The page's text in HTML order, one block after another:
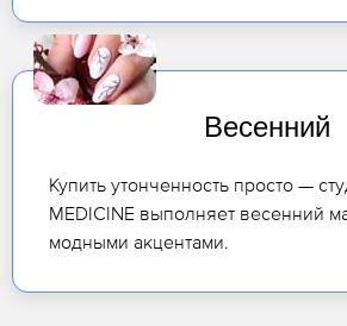
Весенний
Купить утонченность просто —
MEDICINE выполняет весенний
модными акцентами.